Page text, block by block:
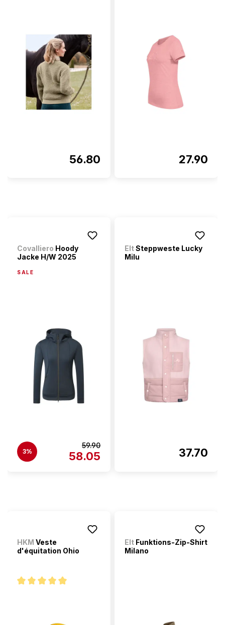
56.80 27.90
Covalliero Hoody
Jacke H/W 2025
SALE
3%
59.90
58.05
EltSteppweste Lucky
Milu
37.70
HKM Veste
d'équitation Ohio
Elt Funktions-Zip-Shirt
Milano